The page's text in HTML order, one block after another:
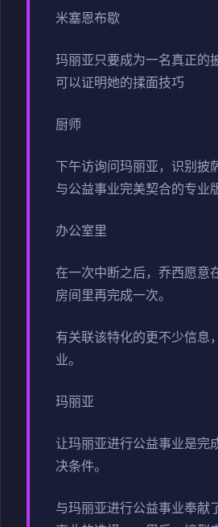
米塞恩布歇
玛丽亚只要成为一名真正的
可以证明她的揉面技巧
厨师
下午访询问玛丽亚，识别披
与公益事业完美契合的专业
办公室里
在一次中断之后，乔西愿意
房间里再完成一次。
有关联该特化的更不少信息
业。
玛丽亚
让玛丽亚进行公益事业是完
决条件。
与玛丽亚进行公益事业奉献